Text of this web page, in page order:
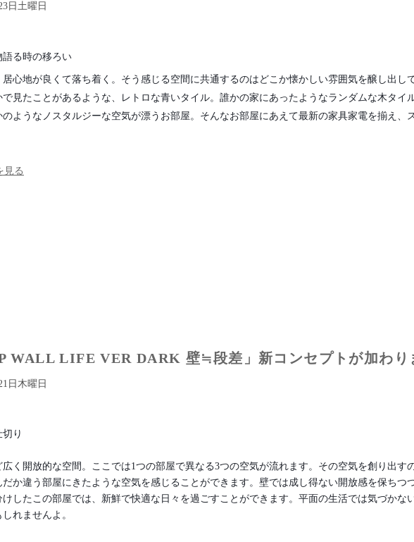
日土曜日
語る時の移ろい
居心地が良くて落ち着く。そう感じる空間に共通するのはどこか懐かしい雰囲気を醸し出し
見たことがあるような、レトロな青いタイル。誰かの家にあったようなランダムな木タイ
のようなノスタルジーな空気が漂うお部屋。そんなお部屋にあえて最新の家具家電を揃え、
見る
WALL LIFE VER DARK 壁≒段差」新コンセプトが加わり
日木曜日
切り
広く開放的な空間。ここでは1つの部屋で異なる3つの空気が流れます。その空気を創り出す
だか違う部屋にきたような空気を感じることができます。壁では成し得ない開放感を保ちつ
けしたこの部屋では、新鮮で快適な日々を過ごすことができます。平面の生活では気づかな
れませんよ。